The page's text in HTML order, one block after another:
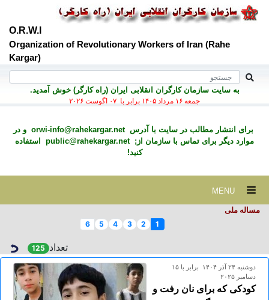
O.R.W.I
Organization of Revolutionary Workers of Iran (Rahe
Kargar)
به سايت سازمان کارگران انقلابی ايران (راه کارگر) خوش آمديد.
جمعه ۱۶ مرداد ۱۴۰۵ برابر با ۰۷ اگوست ۲۰۲۶
برای انتشار مطالب در سايت با آدرسorwi-info@rahekargar.net و در
موارد ديگر برای تماس با سازمان از;public@rahekargar.net
استفاده
کنید!
مساله ملی
1
2
3
4
5
6
تعداد 125
دوشنبه ۲۴ آذر ۱۴۰۴ برابر با ۱۵
دسامبر ۲۰۲۵
کودکی که برای نان رفت و